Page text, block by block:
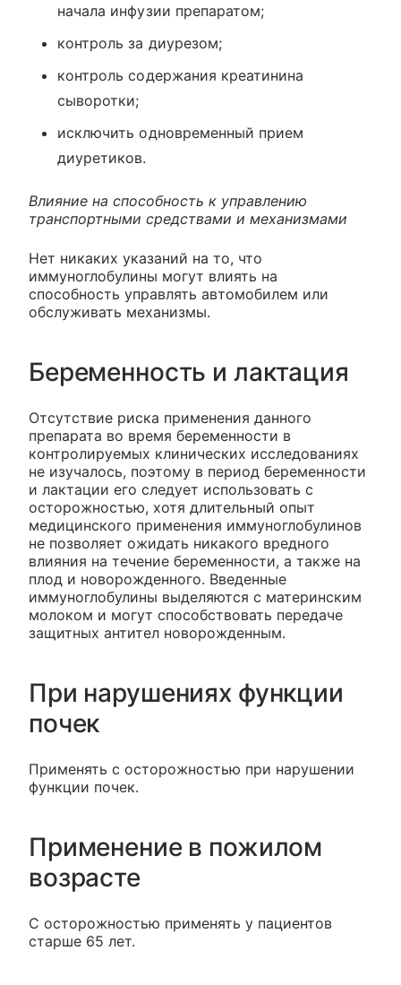
начала инфузии препаратом;
контроль за диурезом;
контроль содержания креатинина
сыворотки;
исключить одновременный прием
диуретиков.
Влияние на способность к управлению
транспортными средствами и механизмами
Нет никаких указаний на то, что
иммуноглобулины могут влиять на
способность управлять автомобилем или
обслуживать механизмы.
Беременность и лактация
Отсутствие риска применения данного
препарата во время беременности в
контролируемых клинических исследованиях
не изучалось, поэтому в период беременности
и лактации его следует использовать с
осторожностью, хотя длительный опыт
медицинского применения иммуноглобулинов
не позволяет ожидать никакого вредного
влияния на течение беременности, а также на
плод и новорожденного. Введенные
иммуноглобулины выделяются с материнским
молоком и могут способствовать передаче
защитных антител новорожденным.
При нарушениях функции
почек
Применять с осторожностью при нарушении
функции почек.
Применение в пожилом
возрасте
С осторожностью применять у пациентов
старше 65 лет.